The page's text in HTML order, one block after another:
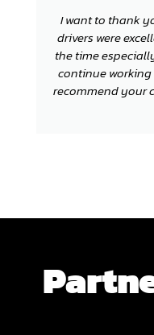
I want to thank
drivers were
the time
continue
recommend your